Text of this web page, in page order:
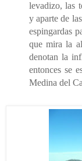
levadizo, las
y aparte de
espingardas
que mira la
denotan la
entonces se
Medina del